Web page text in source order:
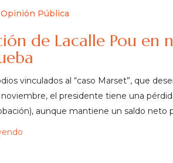
Opinión Pública
de Lacalle Pou en
vinculados al “caso Marset”, que
el presidente tiene una
aunque mantiene un saldo neto